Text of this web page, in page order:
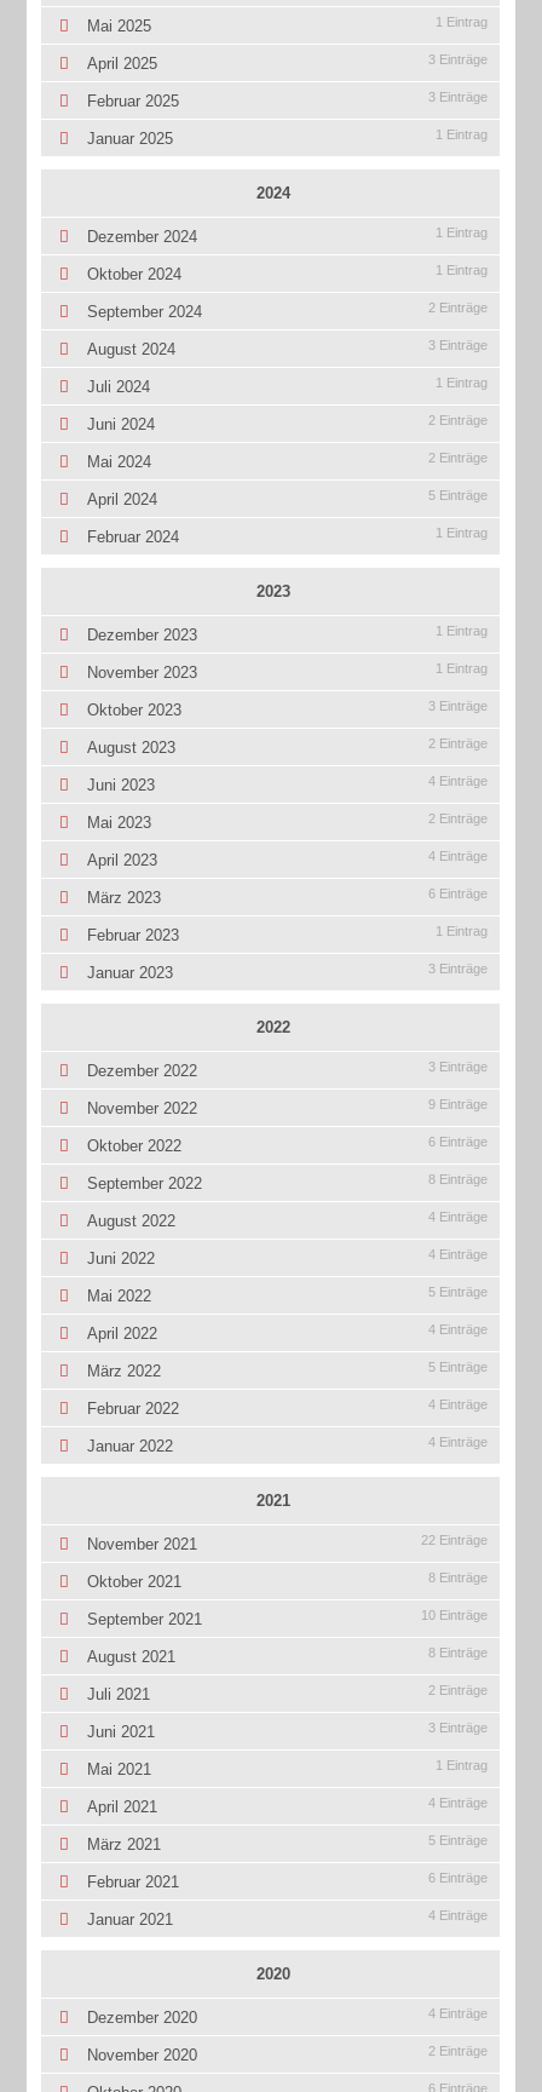
Mai 2025 1 Eintrag
April 2025 3 Einträge
Februar 2025 3 Einträge
Januar 2025 1 Eintrag
2024
Dezember 2024 1 Eintrag
Oktober 2024 1 Eintrag
September 2024 2 Einträge
August 2024 3 Einträge
Juli 2024 1 Eintrag
Juni 2024 2 Einträge
Mai 2024 2 Einträge
April 2024 5 Einträge
Februar 2024 1 Eintrag
2023
Dezember 2023 1 Eintrag
November 2023 1 Eintrag
Oktober 2023 3 Einträge
August 2023 2 Einträge
Juni 2023 4 Einträge
Mai 2023 2 Einträge
April 2023 4 Einträge
März 2023 6 Einträge
Februar 2023 1 Eintrag
Januar 2023 3 Einträge
2022
Dezember 2022 3 Einträge
November 2022 9 Einträge
Oktober 2022 6 Einträge
September 2022 8 Einträge
August 2022 4 Einträge
Juni 2022 4 Einträge
Mai 2022 5 Einträge
April 2022 4 Einträge
März 2022 5 Einträge
Februar 2022 4 Einträge
Januar 2022 4 Einträge
2021
November 2021 22 Einträge
Oktober 2021 8 Einträge
September 2021 10 Einträge
August 2021 8 Einträge
Juli 2021 2 Einträge
Juni 2021 3 Einträge
Mai 2021 1 Eintrag
April 2021 4 Einträge
März 2021 5 Einträge
Februar 2021 6 Einträge
Januar 2021 4 Einträge
2020
Dezember 2020 4 Einträge
November 2020 2 Einträge
6 Einträge